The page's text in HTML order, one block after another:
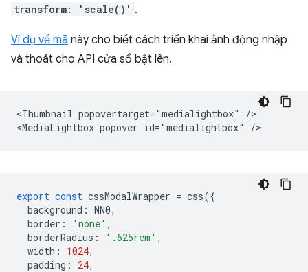
transform: 'scale()' .
Ví dụ về mã này cho biết cách triển khai ảnh động nhập
và thoát cho API cửa sổ bật lên.
<Thumbnail popovertarget="medialightbox" />
export const cssModalWrapper = css({
background : NN0,
border : 'none' ,
borderRadius : '.625rem' ,
width : 1024,
padding : 24,